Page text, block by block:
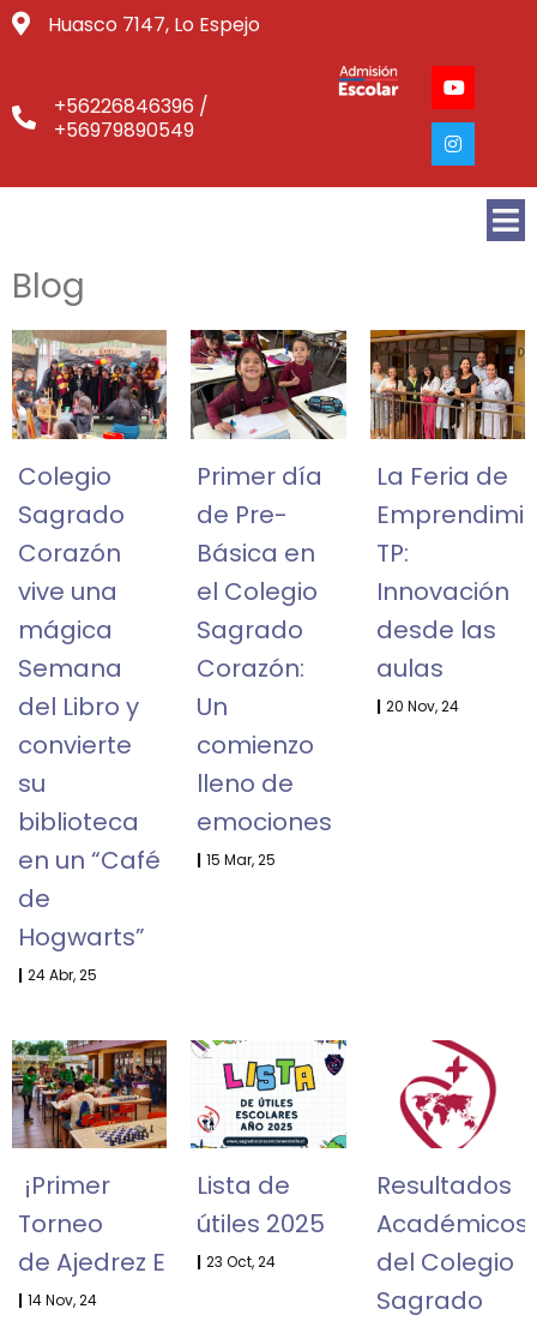
Huasco 7147, Lo Espejo
+56226846396 /
+56979890549
Blog
Colegio
Sagrado
Corazón
vive una
mágica
Semana
del Libro y
convierte
su
biblioteca
en un “Café
de
Hogwarts”
| 24Abr, 25
Primer día
de Pre-
Básica en
el Colegio
Sagrado
Corazón:
Un
comienzo
lleno de
emociones
| 15 Mar, 25
La Feria de
TP:
Innovación
desde las
aulas
| 20 Nov, 24
¡Primer
Torneo
de Ajedrez Escolar!
| 14Nov, 24
Lista de
útiles 2025
| 23 Oct, 24
Resultados
Académicos
del Colegio
Sagrado